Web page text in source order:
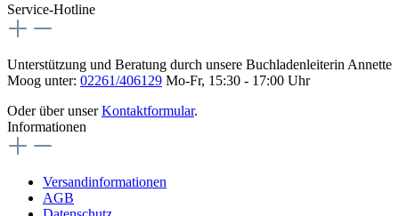
Service-Hotline
Unterstützung und Beratung durch unsere Buchladenleiterin Annette
Moog unter: 02261/406129 Mo-Fr, 15:30 - 17:00 Uhr
Oder über unserKontaktformular.
Informationen
Versandinformationen
AGB